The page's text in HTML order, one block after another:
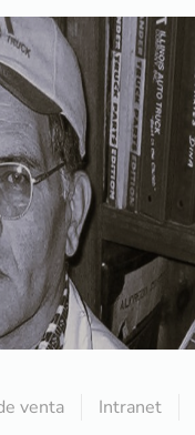
venta Intranet